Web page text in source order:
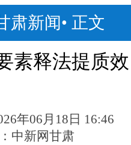
肃新闻• 正文
素释法提质
年06月18日 16:46
中新网甘肃